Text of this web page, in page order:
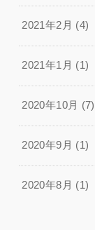
2021年2月 (4)
2021年1月 (1)
2020年10月 (7)
2020年9月 (1)
2020年8月 (1)